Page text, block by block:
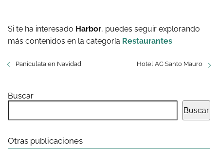
Si te ha interesado Harbor, puedes seguir explorando
más contenidos en la categoría Restaurantes.
Paniculata en Navidad Hotel AC Santo Mauro
Buscar
Buscar
Otras publicaciones